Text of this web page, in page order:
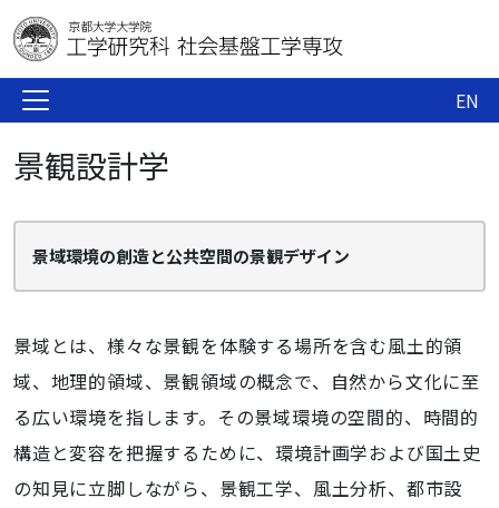
EN
景観設計学
景域環境の創造と公共空間の景観デザイン
景域とは、様々な景観を体験する場所を含む風土的領
域、地理的領域、景観領域の概念で、自然から文化に至
る広い環境を指します。その景域環境の空間的、時間的
構造と変容を把握するために、環境計画学および国土史
の知見に立脚しながら、景観工学、風土分析、都市設